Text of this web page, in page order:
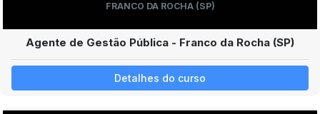
FRANCO DA ROCHA (SP)
Agente de Gestão Pública - Franco da Rocha (SP)
Detalhes do curso